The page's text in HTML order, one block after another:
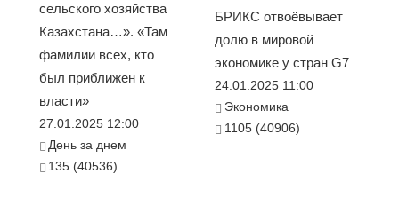
сельского хозяйства
Казахстана…». «Там
фамилии всех, кто
был приближен к
власти»
27.01.2025 12:00
День за днем
135 (40536)
БРИКС отвоёвывает
долю в мировой
экономике у стран G7
24.01.2025 11:00
Экономика
1105 (40906)